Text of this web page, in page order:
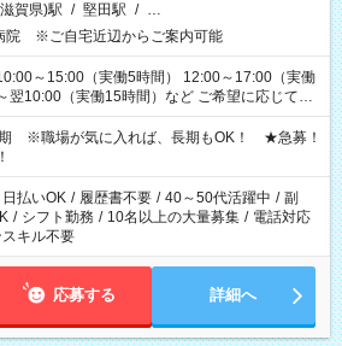
賀県)駅 / 堅田駅 / …
院 ※ご自宅近辺からご案内可能
～15:00（実働5時間） 12:00～17:00（実働
（実働15時間）など ご希望に応じて、
きます！ お気軽に担当へ相談ください！
※職場が気に入れば、長期もOK！ ★急募！
日払いOK / 履歴書不要 / 40～50代活躍中 / 副
/ シフト勤務 / 10名以上の大量募集 / 電話対応
キル不要
応募する 詳細へ